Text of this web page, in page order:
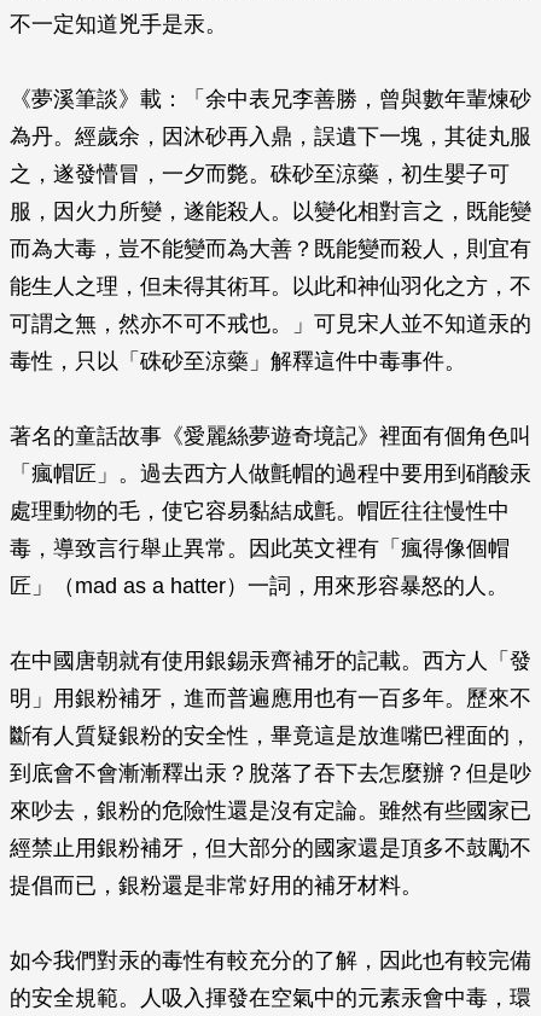
不一定知道兇手是汞。
《夢溪筆談》載：「余中表兄李善勝，曾與數年輩煉砂
為丹。經歲余，因沐砂再入鼎，誤遺下一塊，其徒丸服
之，遂發懵冒，一夕而斃。硃砂至涼藥，初生嬰子可
服，因火力所變，遂能殺人。以變化相對言之，既能變
而為大毒，豈不能變而為大善？既能變而殺人，則宜有
能生人之理，但未得其術耳。以此和神仙羽化之方，不
可謂之無，然亦不可不戒也。」可見宋人並不知道汞的
毒性，只以「硃砂至涼藥」解釋這件中毒事件。
著名的童話故事《愛麗絲夢遊奇境記》裡面有個角色叫
「瘋帽匠」。過去西方人做氈帽的過程中要用到硝酸汞
處理動物的毛，使它容易黏結成氈。帽匠往往慢性中
毒，導致言行舉止異常。因此英文裡有「瘋得像個帽
匠」（mad as a hatter）一詞，用來形容暴怒的人。
在中國唐朝就有使用銀錫汞齊補牙的記載。西方人「發
明」用銀粉補牙，進而普遍應用也有一百多年。歷來不
斷有人質疑銀粉的安全性，畢竟這是放進嘴巴裡面的，
到底會不會漸漸釋出汞？脫落了吞下去怎麼辦？但是吵
來吵去，銀粉的危險性還是沒有定論。雖然有些國家已
經禁止用銀粉補牙，但大部分的國家還是頂多不鼓勵不
提倡而已，銀粉還是非常好用的補牙材料。
如今我們對汞的毒性有較充分的了解，因此也有較完備
的安全規範。人吸入揮發在空氣中的元素汞會中毒，環